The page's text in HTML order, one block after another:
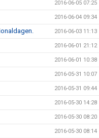
2016-06-05 07:25
2016-06-04 09:34
2016-06-03 11:13
2016-06-01 21:12
2016-06-01 10:38
2016-05-31 10:07
2016-05-31 09:44
2016-05-30 14:28
2016-05-30 08:20
2016-05-30 08:14